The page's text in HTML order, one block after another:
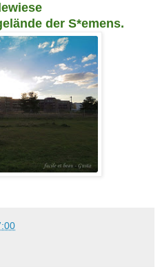
der S*emens.